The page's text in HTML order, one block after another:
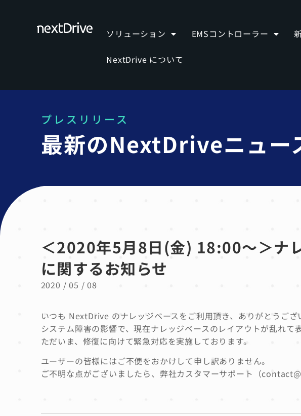
ソリューション EMSコントローラー
NextDrive について
プレスリリース
最新のNextDriveニュー
＜2020年5月8日(金) 18:00〜＞ナ
に関するお知らせ
2020 / 05 / 08
いつも NextDrive のナレッジベースをご利用頂き、ありがとうござ
システム障害の影響で、現在ナレッジベースのレイアウトが乱れて
ただいま、修復に向けて緊急対応を実施しております。
ユーザーの皆様にはご不便をおかけして申し訳ありません。
ご不明な点がございましたら、弊社カスタマーサポート（